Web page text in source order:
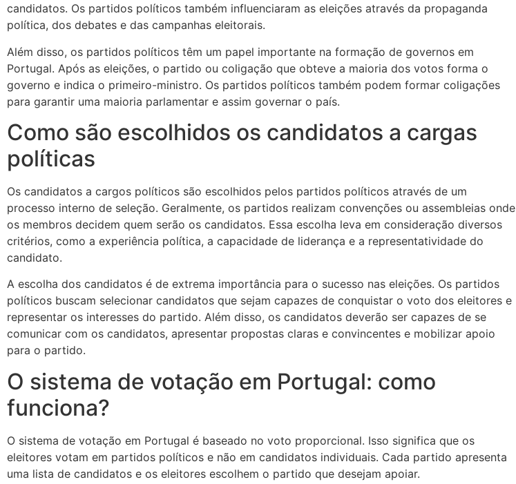
candidatos. Os partidos políticos também influenciaram as eleições através da propaganda
política, dos debates e das campanhas eleitorais.
Além disso, os partidos políticos têm um papel importante na formação de governos em
Portugal. Após as eleições, o partido ou coligação que obteve a maioria dos votos forma o
governo e indica o primeiro-ministro. Os partidos políticos também podem formar coligações
para garantir uma maioria parlamentar e assim governar o país.
Como são escolhidos os candidatos a cargas
políticas
Os candidatos a cargos políticos são escolhidos pelos partidos políticos através de um
processo interno de seleção. Geralmente, os partidos realizam convenções ou assembleias onde
os membros decidem quem serão os candidatos. Essa escolha leva em consideração diversos
critérios, como a experiência política, a capacidade de liderança e a representatividade do
candidato.
A escolha dos candidatos é de extrema importância para o sucesso nas eleições. Os partidos
políticos buscam selecionar candidatos que sejam capazes de conquistar o voto dos eleitores e
representar os interesses do partido. Além disso, os candidatos deverão ser capazes de se
comunicar com os candidatos, apresentar propostas claras e convincentes e mobilizar apoio
para o partido.
O sistema de votação em Portugal: como
funciona?
O sistema de votação em Portugal é baseado no voto proporcional. Isso significa que os
eleitores votam em partidos políticos e não em candidatos individuais. Cada partido apresenta
uma lista de candidatos e os eleitores escolhem o partido que desejam apoiar.